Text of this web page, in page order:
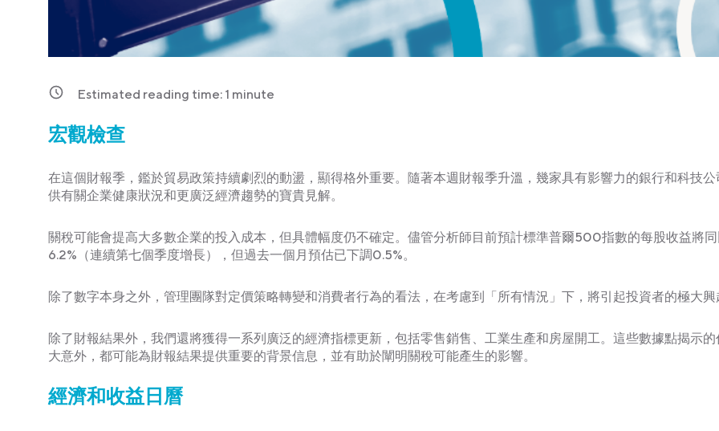
Estimated reading time: 1 minute
宏觀檢查
在這個財報季，鑑於貿易政策持續劇烈的動盪，顯得格外重要。隨著本週財報季升溫，幾家具有影響力的銀行和科技公
供有關企業健康狀況和更廣泛經濟趨勢的寶貴見解。
關稅可能會提高大多數企業的投入成本，但具體幅度仍不確定。儘管分析師目前預計標準普爾500指數的每股收益將
6.2%（連續第七個季度增長），但過去一個月預估已下調0.5%。
除了數字本身之外，管理團隊對定價策略轉變和消費者行為的看法，在考慮到「所有情況」下，將引起投資者的極大興
除了財報結果外，我們還將獲得一系列廣泛的經濟指標更新，包括零售銷售、工業生產和房屋開工。這些數據點揭示的
大意外，都可能為財報結果提供重要的背景信息，並有助於闡明關稅可能產生的影響。
經濟和收益日曆